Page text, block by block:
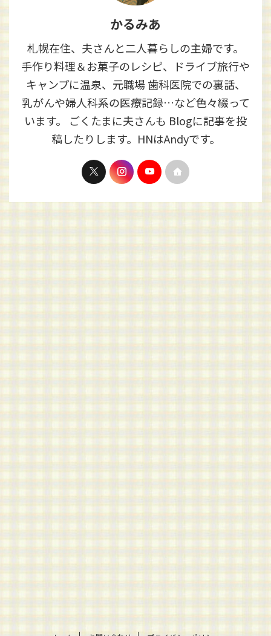
かるみあ
札幌在住、夫さんと二人暮らしの主婦です。
手作り料理＆お菓子のレシピ、ドライブ旅行や
キャンプに温泉、元職場 歯科医院での裏話、
乳がんや婦人科系の医療記録…など色々綴って
います。 ごくたまに夫さんも Blogに記事を投
稿したりします。HNはAndyです。